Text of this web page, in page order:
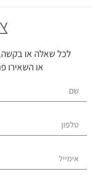
לכל שאלה או בקשה,
או השאירו